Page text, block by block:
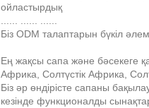
ойластырдық
Біз ODM талаптарын бүкіл
Ең жақсы сапа және бәсекеге
Африка, Солтүстік Африка,
Біз әр өндірісте сапаны
кезінде функционалды